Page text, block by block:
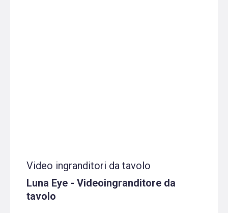
Video ingranditori da tavolo
Luna Eye - Videoingranditore da
tavolo